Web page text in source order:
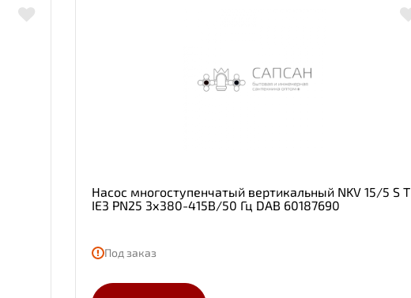
Насос многоступенчатый вертикальный NKV 15/5 S T
IE3 PN25 3х380-415В/50 Гц DAB 60187690
Под заказ